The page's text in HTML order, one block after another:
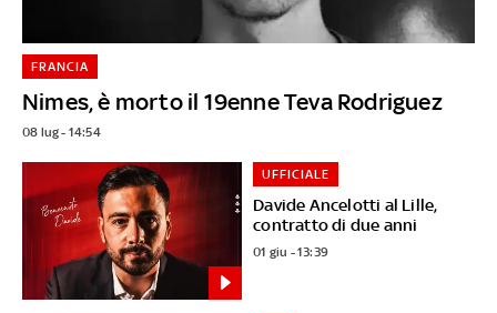
Nimes, è morto il 19enne Teva Rodriguez
FRANCIA
08 lug - 14:54
Davide Ancelotti al Lille,
contratto di due anni
UFFICIALE
01 giu - 13:39